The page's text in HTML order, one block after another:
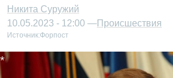
Никита Суружий
10.05.2023 - 12:00 —Происшествия
Источник:Форпост